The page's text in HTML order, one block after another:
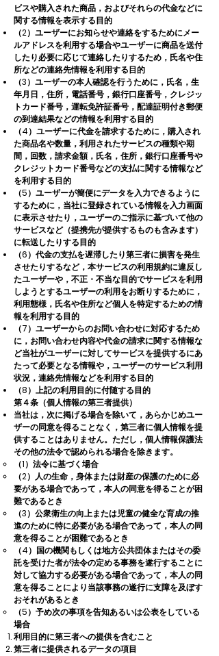
ビスや購入された商品，およびそれらの代金などに
関する情報を表示する目的
（2）ユーザーにお知らせや連絡をするためにメー
ルアドレスを利用する場合やユーザーに商品を送付
したり必要に応じて連絡したりするため，氏名や住
所などの連絡先情報を利用する目的
（3）ユーザーの本人確認を行うために，氏名，生
年月日，住所，電話番号，銀行口座番号，クレジッ
トカード番号，運転免許証番号，配達証明付き郵便
の到達結果などの情報を利用する目的
（4）ユーザーに代金を請求するために，購入され
た商品名や数量，利用されたサービスの種類や期
間，回数，請求金額，氏名，住所，銀行口座番号や
クレジットカード番号などの支払に関する情報など
を利用する目的
（5）ユーザーが簡便にデータを入力できるように
するために，当社に登録されている情報を入力画面
に表示させたり，ユーザーのご指示に基づいて他の
サービスなど（提携先が提供するものも含みます）
に転送したりする目的
（6）代金の支払を遅滞したり第三者に損害を発生
させたりするなど，本サービスの利用規約に違反し
たユーザーや，不正・不当な目的でサービスを利用
しようとするユーザーの利用をお断りするために，
利用態様，氏名や住所など個人を特定するための情
報を利用する目的
（7）ユーザーからのお問い合わせに対応するため
に，お問い合わせ内容や代金の請求に関する情報な
ど当社がユーザーに対してサービスを提供するにあ
たって必要となる情報や，ユーザーのサービス利用
状況，連絡先情報などを利用する目的
（8）上記の利用目的に付随する目的
第４条（個人情報の第三者提供）
当社は，次に掲げる場合を除いて，あらかじめユー
ザーの同意を得ることなく，第三者に個人情報を提
供することはありません。ただし，個人情報保護法
その他の法令で認められる場合を除きます。
（1）法令に基づく場合
（2）人の生命，身体または財産の保護のために必
要がある場合であって，本人の同意を得ることが困
難であるとき
（3）公衆衛生の向上または児童の健全な育成の推
進のために特に必要がある場合であって，本人の同
意を得ることが困難であるとき
（4）国の機関もしくは地方公共団体またはその委
託を受けた者が法令の定める事務を遂行することに
対して協力する必要がある場合であって，本人の同
意を得ることにより当該事務の遂行に支障を及ぼす
おそれがあるとき
（5）予め次の事項を告知あるいは公表をしている
場合
利用目的に第三者への提供を含むこと
第三者に提供されるデータの項目